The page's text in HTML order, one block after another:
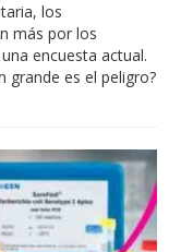
los
más por los
encuesta actual.
grande es el peligro?